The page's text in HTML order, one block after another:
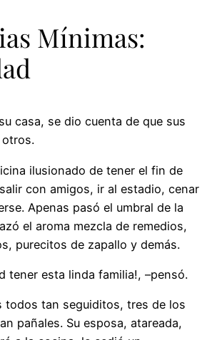
Mínimas:
casa, se dio cuenta de que sus
otros.
ilusionado de tener el fin de
con amigos, ir al estadio, cenar
Apenas pasó el umbral de la
el aroma mezcla de remedios,
purecitos de zapallo y demás.
tener esta linda familia!, –pensó.
todos tan seguiditos, tres de los
pañales. Su esposa, atareada,